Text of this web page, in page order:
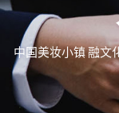
中国美妆小镇 融文